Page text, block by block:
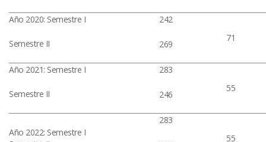
Año 2020: Semestre I
Semestre II
242
269
71
Año 2021: Semestre I
Semestre II
283
246
55
Año 2022: Semestre I
283
55